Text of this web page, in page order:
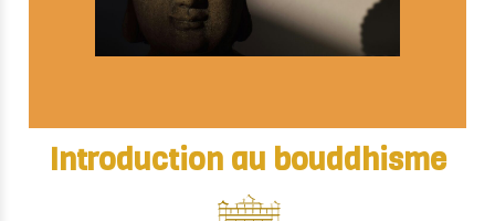
Introduction au bouddhisme